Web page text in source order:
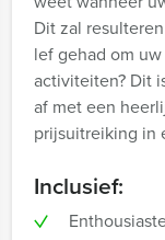
Dit zal
lef gehad om
activiteiten? Dit
af met een
prijsuitreiking in
Inclusief: